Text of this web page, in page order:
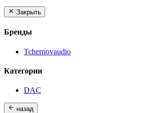
Закрыть
Бренды
Tchernovaudio
Категории
DAC
назад